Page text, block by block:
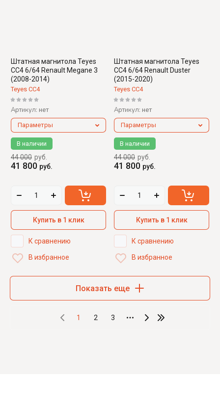
Штатная магнитола Teyes
CC4 6/64 Renault Megane 3
(2008-2014)
Teyes CC4
Артикул: нет
Параметры
В наличии
44 000 руб.
41 800 руб.
Купить в 1 клик
К сравнению
В избранное
Штатная магнитола Teyes
CC4 6/64 Renault Duster
(2015-2020)
Teyes CC4
Артикул: нет
Параметры
В наличии
44 000 руб.
41 800 руб.
Купить в 1 клик
К сравнению
В избранное
Показать еще
1 2 3